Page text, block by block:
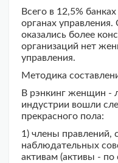
Всего в 12,5%
органах
оказались более
организаций нет
управления.
Методика
В рэнкинг женщин -
индустрии вошли
прекрасного пола:
1) члены правлений,
наблюдательных
активам (активы -